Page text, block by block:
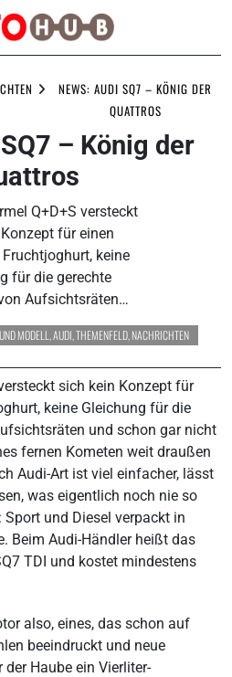
NEWS: AUDI SQ7 – KÖNIG DER
QUATTROS
– König der
Q+D+S versteckt
für einen
keine
für die gerechte
Aufsichtsräten…
MODELL AUDI THEMENFELD, NACHRICHTEN
sich kein Konzept für
keine Gleichung für die
und schon gar nicht
fernen Kometen weit draußen
Audi-Art ist viel einfacher, lässt
was eigentlich noch nie so
und Diesel verpackt in
Beim Audi-Händler heißt das
TDI und kostet mindestens
also, eines, das schon auf
beeindruckt und neue
der Haube ein Vierliter-